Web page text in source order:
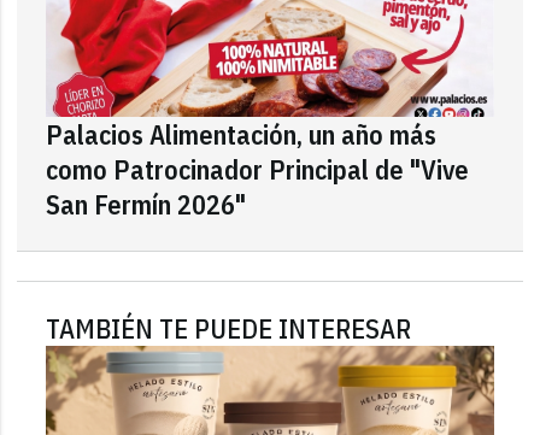
Palacios Alimentación, un año más
como Patrocinador Principal de "Vive
San Fermín 2026"
TAMBIÉN TE PUEDE INTERESAR